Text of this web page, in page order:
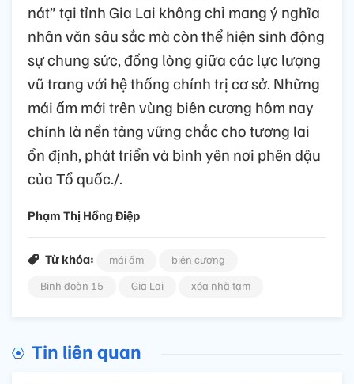
nát” tại tỉnh Gia Lai không chỉ mang ý nghĩa
nhân văn sâu sắc mà còn thể hiện sinh động
sự chung sức, đồng lòng giữa các lực lượng
vũ trang với hệ thống chính trị cơ sở. Những
mái ấm mới trên vùng biên cương hôm nay
chính là nền tảng vững chắc cho tương lai
ổn định, phát triển và bình yên nơi phên dậu
của Tổ quốc./.
Phạm Thị Hồng Điệp
Từ khóa: mái ấm
biên cương
Binh đoàn 15
Gia Lai xóa nhà tạm
Tin liên quan